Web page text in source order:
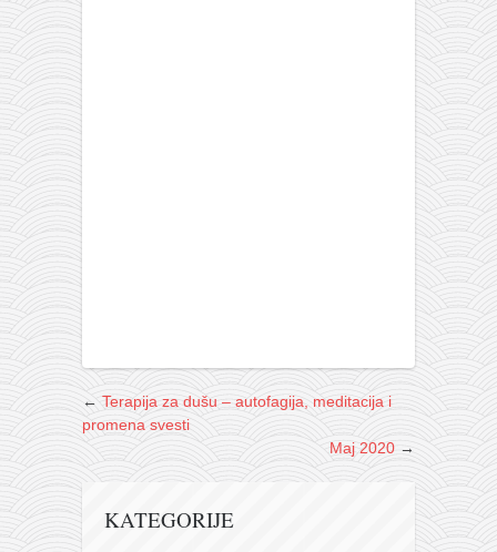
← Terapija za dušu – autofagija, meditacija i
promena svesti
Maj 2020 →
KATEGORIJE